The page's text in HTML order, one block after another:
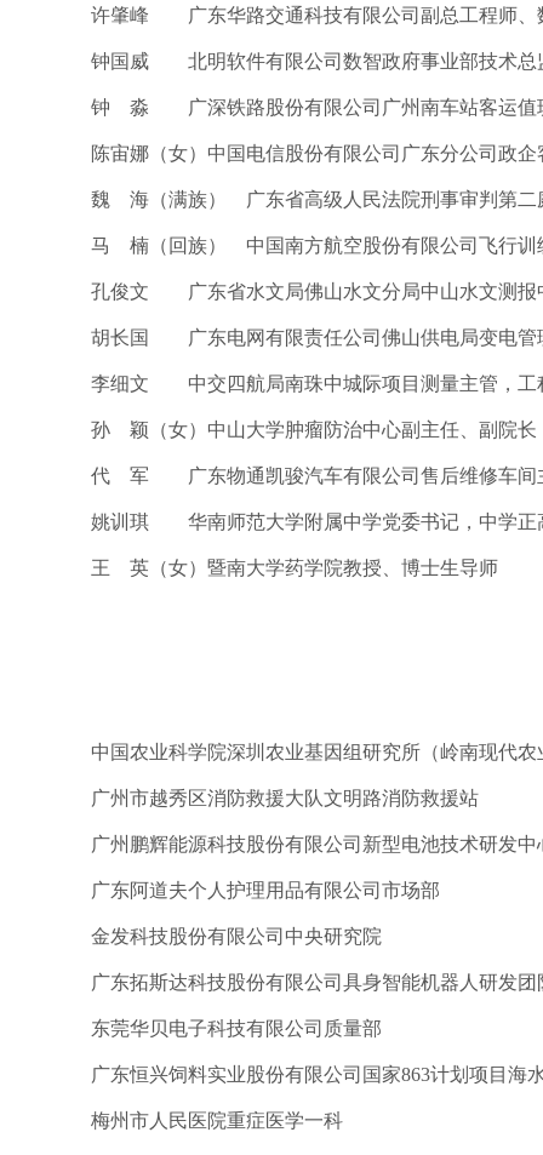
许肇峰 广东华路交通科技有限公司副总工程师、
钟国威 北明软件有限公司数智政府事业部技术总
钟 淼 广深铁路股份有限公司广州南车站客运值
陈宙娜（女）中国电信股份有限公司广东分公司政
魏 海（满族） 广东省高级人民法院刑事审判第二
马 楠（回族） 中国南方航空股份有限公司飞行训
孔俊文 广东省水文局佛山水文分局中山水文测报
胡长国 广东电网有限责任公司佛山供电局变电管
李细文 中交四航局南珠中城际项目测量主管，工
孙 颖（女）中山大学肿瘤防治中心副主任、副院长
代 军 广东物通凯骏汽车有限公司售后维修车间
姚训琪 华南师范大学附属中学党委书记，中学正
王 英（女）暨南大学药学院教授、博士生导师
中国农业科学院深圳农业基因组研究所（岭南现代
广州市越秀区消防救援大队文明路消防救援站
广州鹏辉能源科技股份有限公司新型电池技术研发中
广东阿道夫个人护理用品有限公司市场部
金发科技股份有限公司中央研究院
广东拓斯达科技股份有限公司具身智能机器人研发团
东莞华贝电子科技有限公司质量部
广东恒兴饲料实业股份有限公司国家863计划项目海
梅州市人民医院重症医学一科